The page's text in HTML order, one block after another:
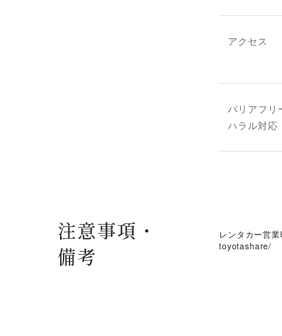
アクセス
バリアフリ
ハラル対応
注意事項・
備考
レンタカー営
toyotashare/